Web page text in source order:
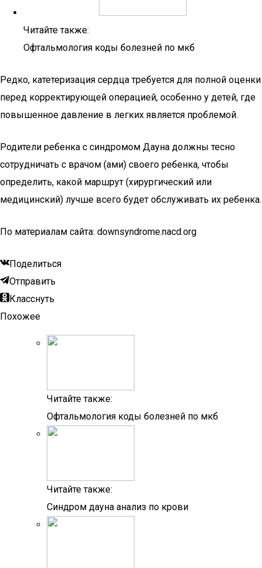
Читайте также:
Офтальмология коды болезней по мкб
Редко, катетеризация сердца требуется для полной оценки
перед корректирующей операцией, особенно у детей, где
повышенное давление в легких является проблемой.
Родители ребенка с синдромом Дауна должны тесно
сотрудничать с врачом (ами) своего ребенка, чтобы
определить, какой маршрут (хирургический или
медицинский) лучше всего будет обслуживать их ребенка.
По материалам сайта: downsyndrome.nacd.org
Поделиться
Отправить
Класснуть
Похожее
Читайте также:
Офтальмология коды болезней по мкб
Читайте также:
Синдром дауна анализ по крови